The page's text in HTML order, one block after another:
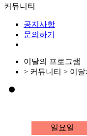
커뮤니티
공지사항
문의하기
이달의 프로그램
> 커뮤니티 > 이
일요일